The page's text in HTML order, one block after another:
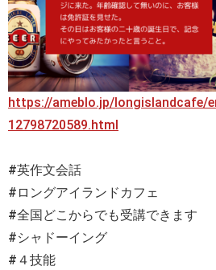
https://ameblo.jp/longislandcafe/
12798720589.html
#英作文会話
#ロングアイランドカフェ
#全国どこからでも受講できます
#シャドーイング
#４技能